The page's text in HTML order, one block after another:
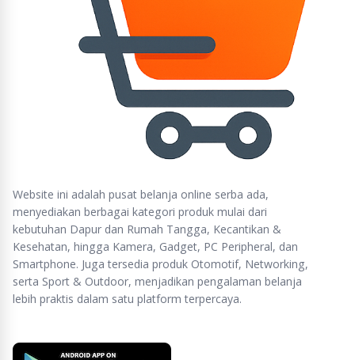
Website ini adalah pusat belanja online serba ada,
menyediakan berbagai kategori produk mulai dari
kebutuhan Dapur dan Rumah Tangga, Kecantikan &
Kesehatan, hingga Kamera, Gadget, PC Peripheral, dan
Smartphone. Juga tersedia produk Otomotif, Networking,
serta Sport & Outdoor, menjadikan pengalaman belanja
lebih praktis dalam satu platform terpercaya.